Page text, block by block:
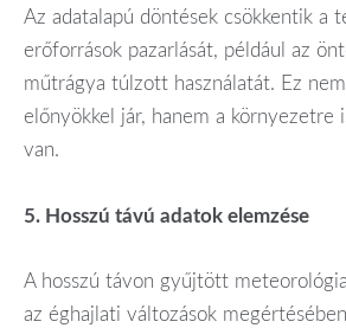
Az adatalapú döntések csökkentik a
erőforrások pazarlását, például az
műtrágya túlzott használatát. Ez
előnyökkel jár, hanem a környezetre
van.
5. Hosszú távú adatok elemzése
A hosszú távon gyűjtött
az éghajlati változások